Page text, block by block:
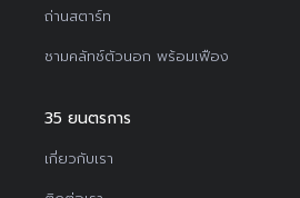
ถ่านสตาร์ท
ชามคลัทช์ตัวนอก พร้อมเฟือง
35 ยนตรการ
เกี่ยวกับเรา